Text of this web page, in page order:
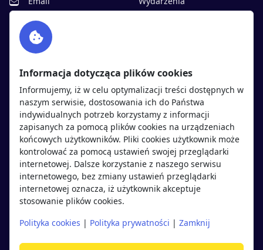
Facebook
Twitter
Polityka cookies
Polityka prywatności
Kandydaci
Regulamin kandydata
Oferty pracy
Pracodawcy
Opinie o pracodawcach
Blog
Pracodawcy
Regulamin pracodawcy
Dodaj ogłoszenie
Informacja dotycząca plików cookies
Informujemy, iż w celu optymalizacji treści dostępnych w
naszym serwisie, dostosowania ich do Państwa
indywidualnych potrzeb korzystamy z informacji
zapisanych za pomocą plików cookies na urządzeniach
końcowych użytkowników. Pliki cookies użytkownik może
kontrolować za pomocą ustawień swojej przeglądarki
internetowej. Dalsze korzystanie z naszego serwisu
internetowego, bez zmiany ustawień przeglądarki
internetowej oznacza, iż użytkownik akceptuje
stosowanie plików cookies.
Polityka cookies | Polityka prywatności | Zamknij